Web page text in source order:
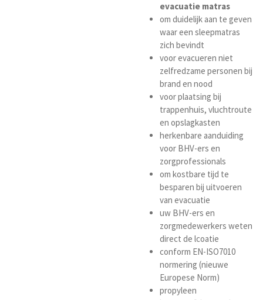
evacuatie matras
om duidelijk aan te geven
waar een sleepmatras
zich bevindt
voor evacueren niet
zelfredzame personen bij
brand en nood
voor plaatsing bij
trappenhuis, vluchtroute
en opslagkasten
herkenbare aanduiding
voor BHV-ers en
zorgprofessionals
om kostbare tijd te
besparen bij uitvoeren
van evacuatie
uw BHV-ers en
zorgmedewerkers weten
direct de lcoatie
conform EN-ISO7010
normering (nieuwe
Europese Norm)
propyleen